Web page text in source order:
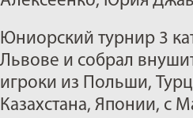
Юниорский турнир 3
Львове и собрал
игроки из Польши,
Казахстана, Японии, с